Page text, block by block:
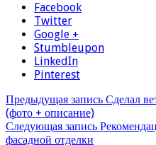
Facebook
Twitter
Google +
Stumbleupon
LinkedIn
Pinterest
Предыдущая запись Сделал
(фото + описание)
Следующая запись
фасадной отделки